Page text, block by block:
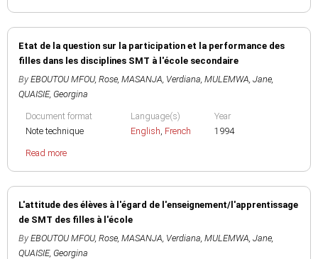
Etat de la question sur la participation et la performance des
filles dans les disciplines SMT à l'école secondaire
By EBOUTOU MFOU, Rose, MASANJA, Verdiana, MULEMWA, Jane,
QUAISIE, Georgina
Document format
Note technique
Language(s)
English, French
Year
1994
Read more
L'attitude des élèves à l'égard de l'enseignement/l'apprentissage
de SMT des filles à l'école
By EBOUTOU MFOU, Rose, MASANJA, Verdiana, MULEMWA, Jane,
QUAISIE, Georgina